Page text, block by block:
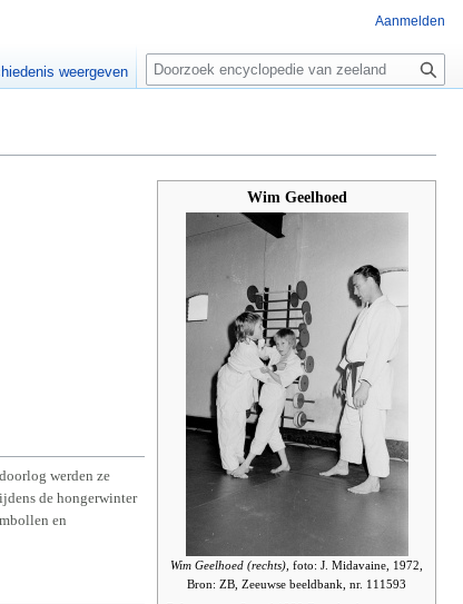
Wim Geelhoed
Wim Geelhoed (rechts), foto: J. Midavaine, 1972,
Bron: ZB, Zeeuwse beeldbank, nr. 111593
werden ze
de hongerwinter
en
Aanmelden
weergeven
Z
e